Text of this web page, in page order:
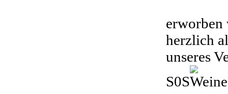
erworben
herzlich
unseres
S0S